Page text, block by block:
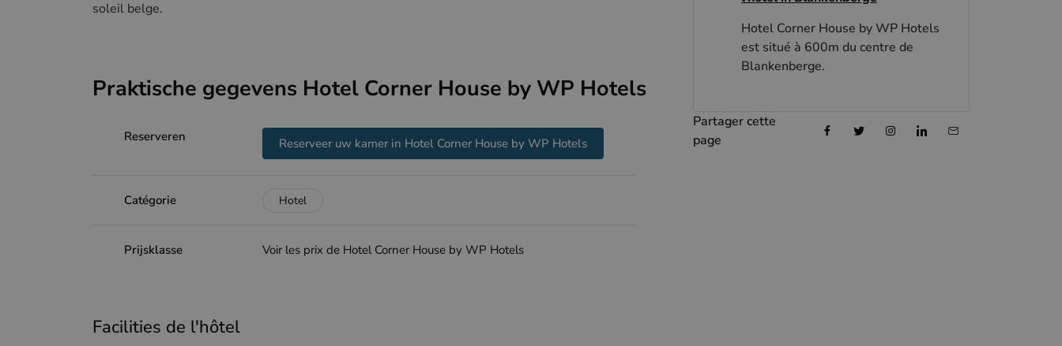
soleil belge.
Praktische gegevens Hotel Corner House by WP Hotels
Reserveren Reserveer uw kamer in Hotel Corner House by WP Hotels
Catégorie Hotel
Prijsklasse Voir les prix de Hotel Corner House by WP Hotels
Facilities de l'hôtel
Hotel Corner House by WP Hotels
est situé à 600m du centre de
Blankenberge.
Partager cette
page